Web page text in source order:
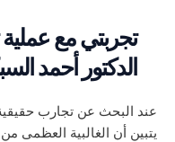
تجربتي مع
الدكتور أحمد
عند البحث عن تجارب
يتبين أن الغالبية العظمى